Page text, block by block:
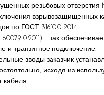
резьбовых отверстия
взрывозащищенных
по ГОСТ 31610.0-2014
60079-0:2011) – так
и транзитное подключение.
вводы заказчик
исходя из
кабеля.